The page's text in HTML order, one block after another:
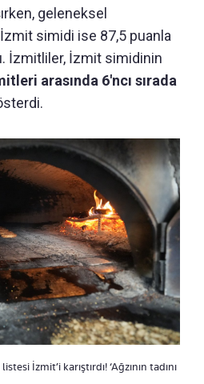
geleneksel
simidi ise 87,5 puanla
İzmitliler, İzmit simidinin
arasında 6'ncı sırada
İzmit’i karıştırdı! ‘Ağzının tadını